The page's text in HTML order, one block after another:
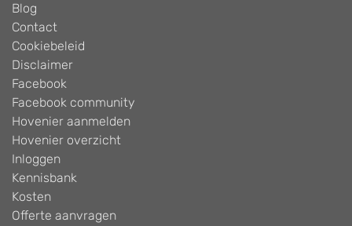
Blog
Contact
Cookiebeleid
Disclaimer
Facebook
Facebook community
Hovenier aanmelden
Hovenier overzicht
Inloggen
Kennisbank
Kosten
Offerte aanvragen